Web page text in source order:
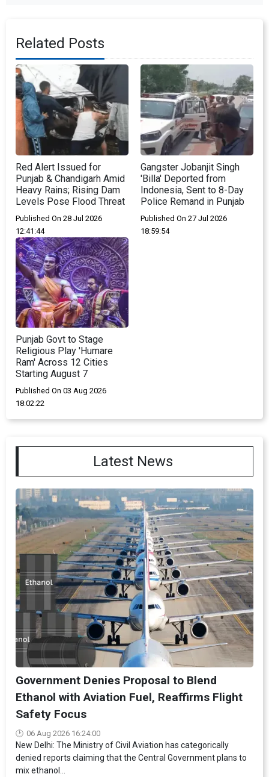
Related Posts
Red Alert Issued for
Punjab & Chandigarh Amid
Heavy Rains; Rising Dam
Levels Pose Flood Threat
Published On 28 Jul 2026
12:41:44
Gangster Jobanjit Singh
'Billa' Deported from
Indonesia, Sent to 8-Day
Police Remand in Punjab
Published On 27 Jul 2026
18:59:54
Punjab Govt to Stage
Religious Play 'Humare
Ram' Across 12 Cities
Starting August 7
Published On 03 Aug 2026
18:02:22
Latest News
Government Denies Proposal to Blend
Ethanol with Aviation Fuel, Reaffirms Flight
Safety Focus
06 Aug 2026 16:24:00
New Delhi: The Ministry of Civil Aviation has categorically
denied reports claiming that the Central Government plans to
mix ethanol...